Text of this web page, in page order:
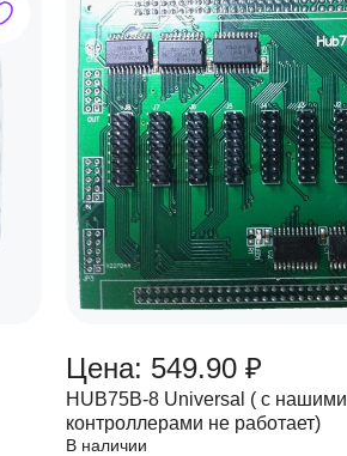
Цена: 549.90 ₽
HUB75B-8 Universal ( с нашими
контроллерами не работает)
В наличии